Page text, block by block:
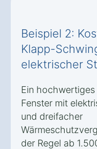
Beispiel 2:
Klapp-
elektrischer
Ein
Fenster mit
und dreifacher
der Regel ab